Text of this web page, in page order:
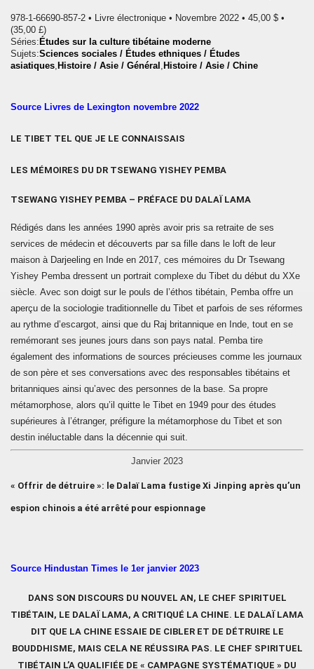
978-1-66690-857-2 • Livre électronique • Novembre 2022 • 45,00 $ •
(35,00 £)
Séries: Études sur la culture tibétaine moderne
Sujets:Sciences sociales / Études ethniques / Études
asiatiques Histoire / Asie / Général Histoire / Asie / Chine
Source Livres de Lexington novembre 2022
LE TIBET TEL QUE JE LE CONNAISSAIS
LES MÉMOIRES DU DR TSEWANG YISHEY PEMBA
TSEWANG YISHEY PEMBA – PRÉFACE DU DALAÏ LAMA
Rédigés dans les années 1990 après avoir pris sa retraite de ses
services de médecin et découverts par sa fille dans le loft de leur
maison à Darjeeling en Inde en 2017, ces mémoires du Dr Tsewang
Yishey Pemba dressent un portrait complexe du Tibet du début du XXe
siècle. Avec son doigt sur le pouls de l’éthos tibétain, Pemba offre un
aperçu de la sociologie traditionnelle du Tibet et parfois de ses réformes
au rythme d’escargot, ainsi que du Raj britannique en Inde, tout en se
remémorant ses jeunes jours dans son pays natal. Pemba tire
également des informations de sources précieuses comme les journaux
de son père et ses conversations avec des responsables tibétains et
britanniques ainsi qu’avec des personnes de la base. Sa propre
métamorphose, alors qu’il quitte le Tibet en 1949 pour des études
supérieures à l’étranger, préfigure la métamorphose du Tibet et son
destin inéluctable dans la décennie qui suit.
Janvier 2023
« Offrir de détruire »: le Dalaï Lama fustige Xi Jinping après qu’un
espion chinois a été arrêté pour espionnage
Source Hindustan Times le 1er janvier 2023
DANS SON DISCOURS DU NOUVEL AN, LE CHEF SPIRITUEL
TIBÉTAIN, LE DALAÏ LAMA, A CRITIQUÉ LA CHINE. LE DALAÏ LAMA
DIT QUE LA CHINE ESSAIE DE CIBLER ET DE DÉTRUIRE LE
BOUDDHISME, MAIS CELA NE RÉUSSIRA PAS. LE CHEF SPIRITUEL
TIBÉTAIN L’A QUALIFIÉE DE « CAMPAGNE SYSTÉMATIQUE » DU